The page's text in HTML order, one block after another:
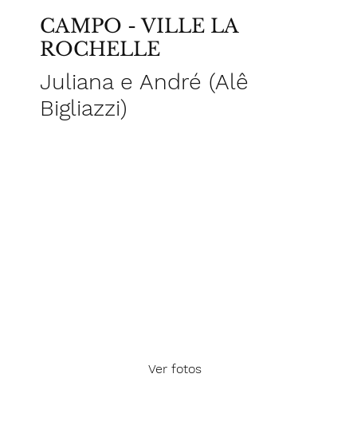
CAMPO - VILLE LA
ROCHELLE
Juliana e André (Alê
Bigliazzi)
Ver fotos